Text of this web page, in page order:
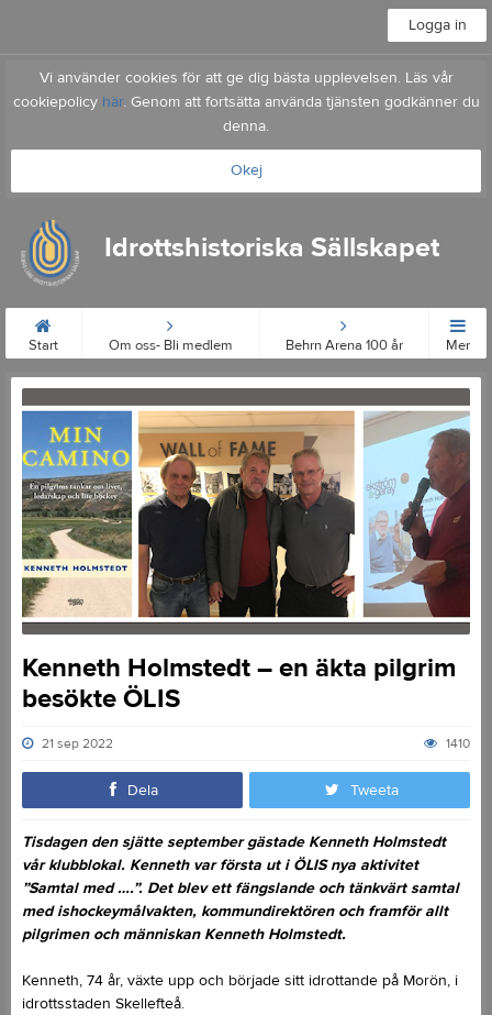
Logga in
Vi använder cookies för att ge dig bästa upplevelsen. Läs vår
cookiepolicy här. Genom att fortsätta använda tjänsten godkänner du
denna.
Okej
Idrottshistoriska Sällskapet
Start Om oss- Bli medlem Behrn Arena 100 år Mer
Kenneth Holmstedt – en äkta pilgrim
besökte ÖLIS
21 sep 2022 1410
Dela Tweeta
Tisdagen den sjätte september gästade Kenneth Holmstedt
vår klubblokal. Kenneth var första ut i ÖLIS nya aktivitet
”Samtal med ….”. Det blev ett fängslande och tänkvärt samtal
med ishockeymålvakten, kommundirektören och framför allt
pilgrimen och människan Kenneth Holmstedt.
Kenneth, 74 år, växte upp och började sitt idrottande på Morön, i
idrottsstaden Skellefteå.